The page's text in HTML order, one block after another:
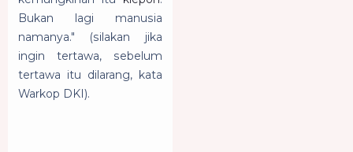
Bukan lagi manusia
namanya." (silakan jika
ingin tertawa, sebelum
tertawa itu dilarang, kata
Warkop DKI).